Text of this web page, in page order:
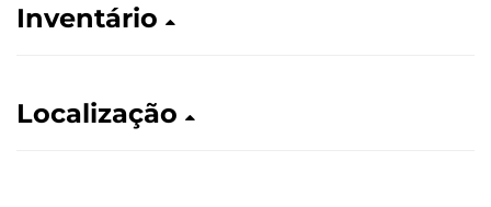
Inventário
Localização